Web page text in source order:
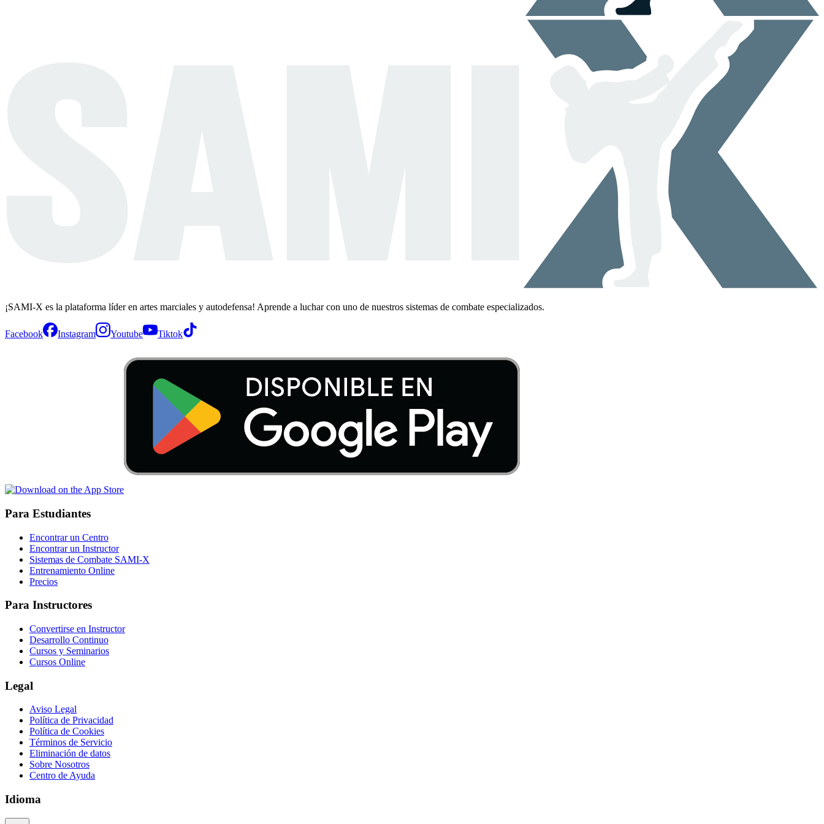
¡SAMI-X es la plataforma líder en artes marciales y autodefensa! Aprende a luchar con uno de nuestros sistemas de combate especializados.
Facebook Instagram Youtube Tiktok
Para Estudiantes
Encontrar un Centro
Encontrar un Instructor
Sistemas de Combate SAMI-X
Entrenamiento Online
Precios
Para Instructores
Convertirse en Instructor
Desarrollo Continuo
Cursos y Seminarios
Cursos Online
Legal
Aviso Legal
Política de Privacidad
Política de Cookies
Términos de Servicio
Eliminación de datos
Sobre Nosotros
Centro de Ayuda
Idioma